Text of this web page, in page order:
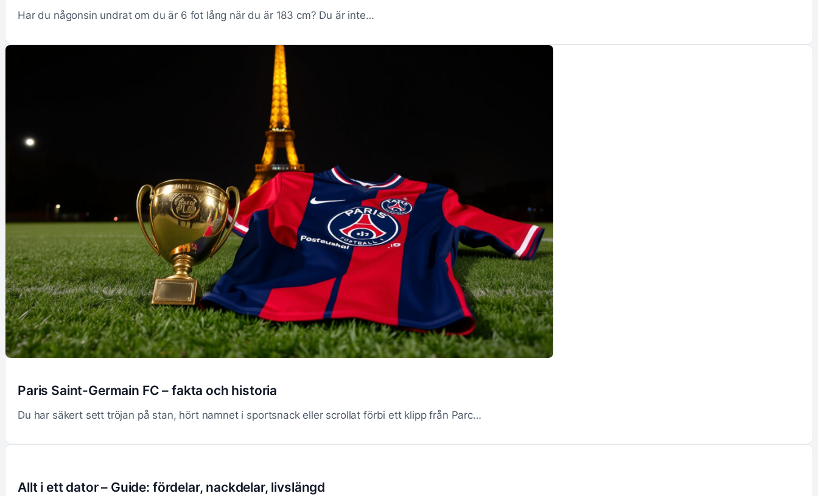
Har du någonsin undrat om du är 6 fot lång när du är 183 cm? Du är inte…
Paris Saint-Germain FC – fakta och historia
Du har säkert sett tröjan på stan, hört namnet i sportsnack eller scrollat förbi ett klipp från Parc…
Allt i ett dator – Guide: fördelar, nackdelar, livslängd